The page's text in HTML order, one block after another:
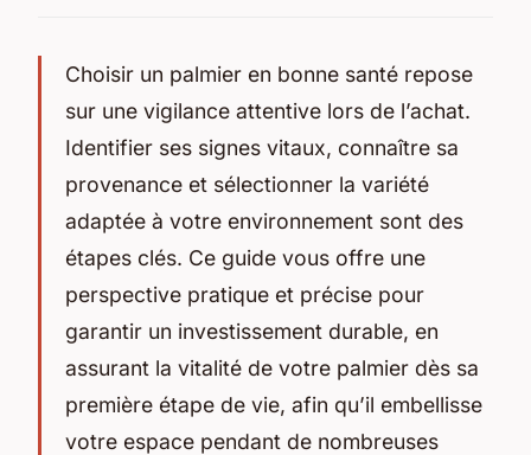
Choisir un palmier en bonne santé repose
sur une vigilance attentive lors de l’achat.
Identifier ses signes vitaux, connaître sa
provenance et sélectionner la variété
adaptée à votre environnement sont des
étapes clés. Ce guide vous offre une
perspective pratique et précise pour
garantir un investissement durable, en
assurant la vitalité de votre palmier dès sa
première étape de vie, afin qu’il embellisse
votre espace pendant de nombreuses